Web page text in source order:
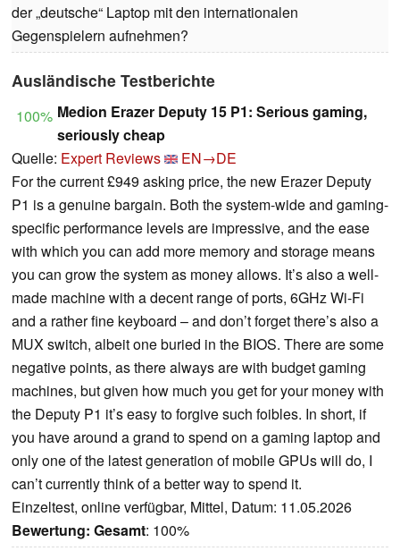
der „deutsche“ Laptop mit den internationalen
Gegenspielern aufnehmen?
Ausländische Testberichte
100% Medion Erazer Deputy 15 P1: Serious gaming,
seriously cheap
Quelle: Expert Reviews
EN→DE
For the current £949 asking price, the new Erazer Deputy
P1 is a genuine bargain. Both the system-wide and gaming-
specific performance levels are impressive, and the ease
with which you can add more memory and storage means
you can grow the system as money allows. It’s also a well-
made machine with a decent range of ports, 6GHz Wi-Fi
and a rather fine keyboard – and don’t forget there’s also a
MUX switch, albeit one buried in the BIOS. There are some
negative points, as there always are with budget gaming
machines, but given how much you get for your money with
the Deputy P1 it’s easy to forgive such foibles. In short, if
you have around a grand to spend on a gaming laptop and
only one of the latest generation of mobile GPUs will do, I
can’t currently think of a better way to spend it.
Einzeltest, online verfügbar, Mittel, Datum: 11.05.2026
Bewertung: Gesamt: 100%